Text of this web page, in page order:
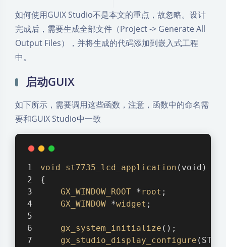
如何使用GUIX Studio不是本文的重点，故忽略。设计
完成后，需要生成全部文件（Project -> Generate All
Output Files），并将生成的代码添加到嵌入式工程
中。
启动GUIX
如下所示，需要调用这些函数，注意，函数中的命名需
要和GUIX Studio中一致
void st7735_lcd_application (void)
{
GX_WINDOW_ROOT * root ;
GX_WINDOW *widget ;
gx_system_initialize ();
gx_studio_display_configure